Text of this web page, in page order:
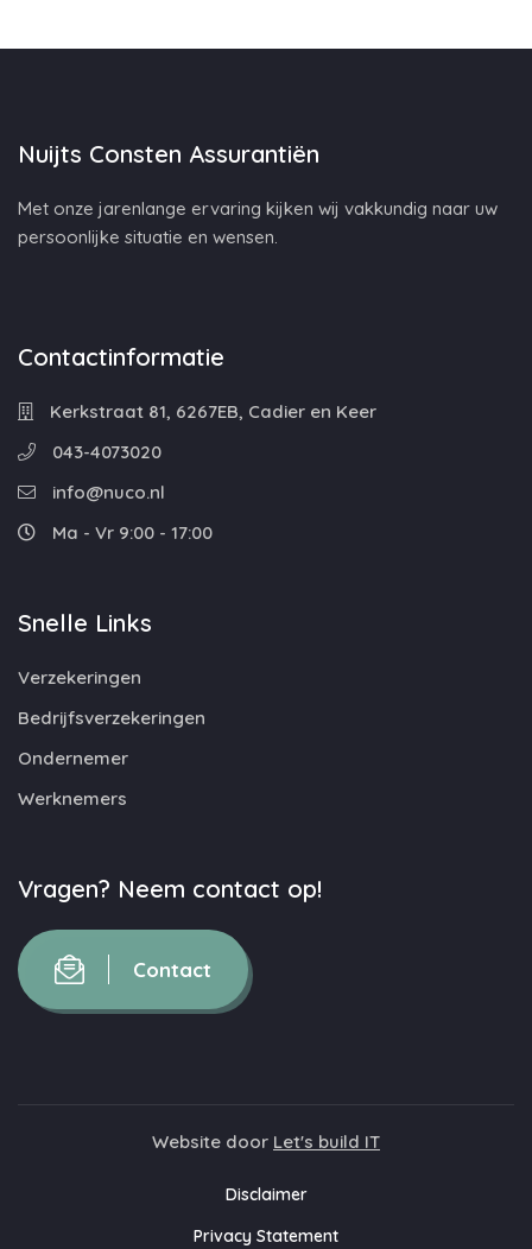
Nuijts Consten Assurantiën
Met onze jarenlange ervaring kijken wij vakkundig naar uw
persoonlijke situatie en wensen.
Contactinformatie
Kerkstraat 81, 6267EB, Cadier en Keer
043-4073020
info@nuco.nl
Ma - Vr 9:00 - 17:00
Snelle Links
Verzekeringen
Bedrijfsverzekeringen
Ondernemer
Werknemers
Vragen? Neem contact op!
Contact
Website door Let's build IT
Disclaimer
Privacy Statement